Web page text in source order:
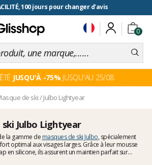
100 jours pour changer d'avis
0
JUSQU'À -75% JUSQU'AU 25/08
de ski/Julbo Lightyear
ski Julbo Lightyear
la gamme de masques de ski Julbo, spécialement
optimal aux visages larges. Grâce à leur mousse
en silicone, ils assurent un maintien parfait sur
modèles sont des